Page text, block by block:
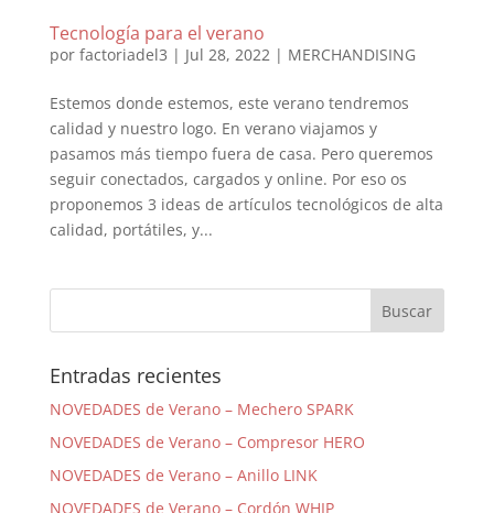
Tecnología para el verano
por factoriadel3 | Jul 28, 2022| MERCHANDISING
Estemos donde estemos, este verano tendremos
calidad y nuestro logo. En verano viajamos y
pasamos más tiempo fuera de casa. Pero queremos
seguir conectados, cargados y online. Por eso os
proponemos 3 ideas de artículos tecnológicos de alta
calidad, portátiles, y...
Entradas recientes
NOVEDADES de Verano – Mechero SPARK
NOVEDADES de Verano – Compresor HERO
NOVEDADES de Verano – Anillo LINK
NOVEDADES de Verano – Cordón WHIP